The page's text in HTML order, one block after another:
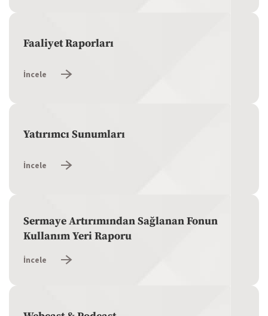
Sıkça Sorulan Sorular
Yatırımcı İlişkileri İletişim
Faaliyet Raporları
İncele
Yatırımcı Sunumları
İncele
Sermaye Artırımından Sağlanan Fonun
Kullanım Yeri Raporu
İncele